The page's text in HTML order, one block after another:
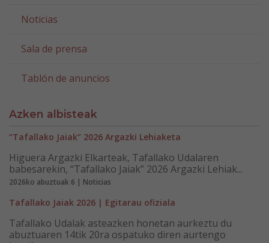
Noticias
Sala de prensa
Tablón de anuncios
Azken albisteak
“Tafallako Jaiak” 2026 Argazki Lehiaketa
Higuera Argazki Elkarteak, Tafallako Udalaren
babesarekin, “Tafallako Jaiak” 2026 Argazki Lehiak...
2026ko abuztuak 6 | Noticias
Tafallako Jaiak 2026 | Egitarau ofiziala
Tafallako Udalak asteazken honetan aurkeztu du
abuztuaren 14tik 20ra ospatuko diren aurtengo